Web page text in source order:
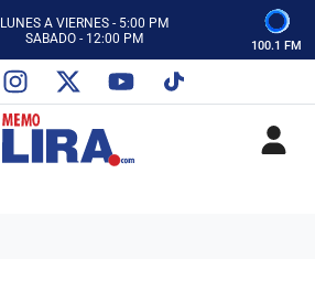
LUNES A VIERNES - 5:00 PM
SABADO - 12:00 PM
CON MEMO LIRA Y SU EQUIPO
LUNES A VIERNES - 5:00 PM
SABADO - 12:00 PM
100.1 FM